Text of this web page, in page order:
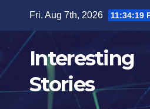
content
Fri. Aug 7th, 2026 11:34:20
Interesting
Stories